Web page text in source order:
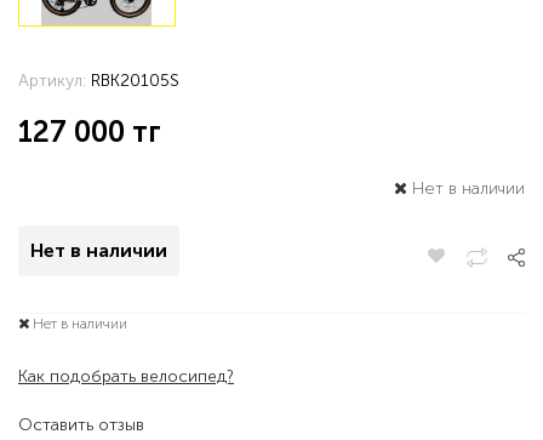
Оставить отзыв
Артикул: RBK20105S
127 000 тг
Нет в наличии
Нет в наличии
Нет в наличии
Как подобрать велосипед?